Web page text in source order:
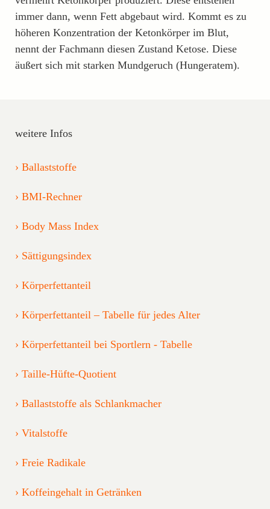
immer dann, wenn Fett abgebaut wird. Kommt es zu
höheren Konzentration der Ketonkörper im Blut,
nennt der Fachmann diesen Zustand Ketose. Diese
äußert sich mit starken Mundgeruch (Hungeratem).
weitere Infos
Ballaststoffe
BMI-Rechner
Body Mass Index
Sättigungsindex
Körperfettanteil
Körperfettanteil – Tabelle für jedes Alter
Körperfettanteil bei Sportlern - Tabelle
Taille-Hüfte-Quotient
Ballaststoffe als Schlankmacher
Vitalstoffe
Freie Radikale
Koffeingehalt in Getränken